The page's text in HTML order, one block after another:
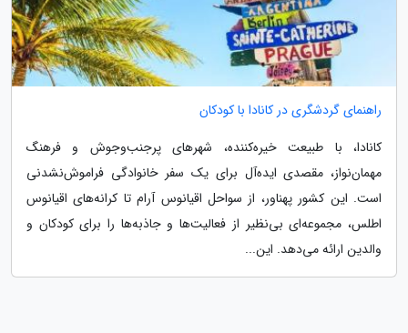
راهنمای گردشگری در کانادا با کودکان
کانادا، با طبیعت خیره‌کننده، شهرهای پرجنب‌وجوش و فرهنگ
مهمان‌نواز، مقصدی ایده‌آل برای یک سفر خانوادگی فراموش‌نشدنی
است. این کشور پهناور، از سواحل اقیانوس آرام تا کرانه‌های اقیانوس
اطلس، مجموعه‌ای بی‌نظیر از فعالیت‌ها و جاذبه‌ها را برای کودکان و
والدین ارائه می‌دهد. این...